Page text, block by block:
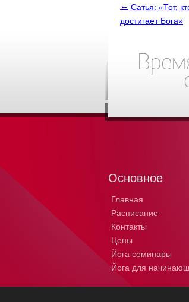
← Сатья: «Тот,
достигает Бога»
Основное
Главная
Расписание
Контакты
Цены
Йога семинары
Йога для